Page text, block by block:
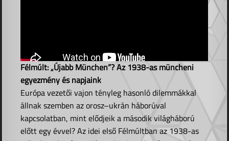
Félmúlt: „Újabb München”? Az 1938-as müncheni
egyezmény és napjaink
Európa vezetői vajon tényleg hasonló dilemmákkal
állnak szemben az orosz–ukrán háborúval
kapcsolatban, mint elődjeik a második világháború
előtt egy évvel? Az idei első Félmúltban az 1938-as